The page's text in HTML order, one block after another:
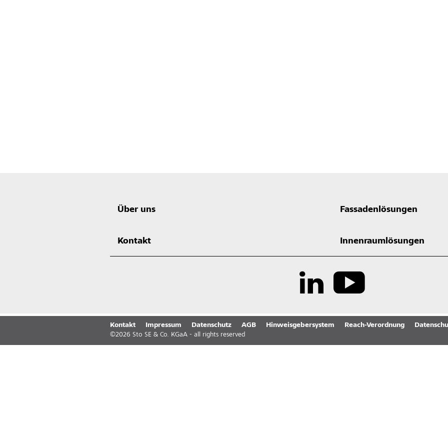
Über uns Fassadenlösungen
Kontakt Innenraumlösungen
Kontakt Impressum Datenschutz AGB Hinweisgebersystem Reach-Verordnung
©2026 Sto SE & Co. KGaA - all rights reserved